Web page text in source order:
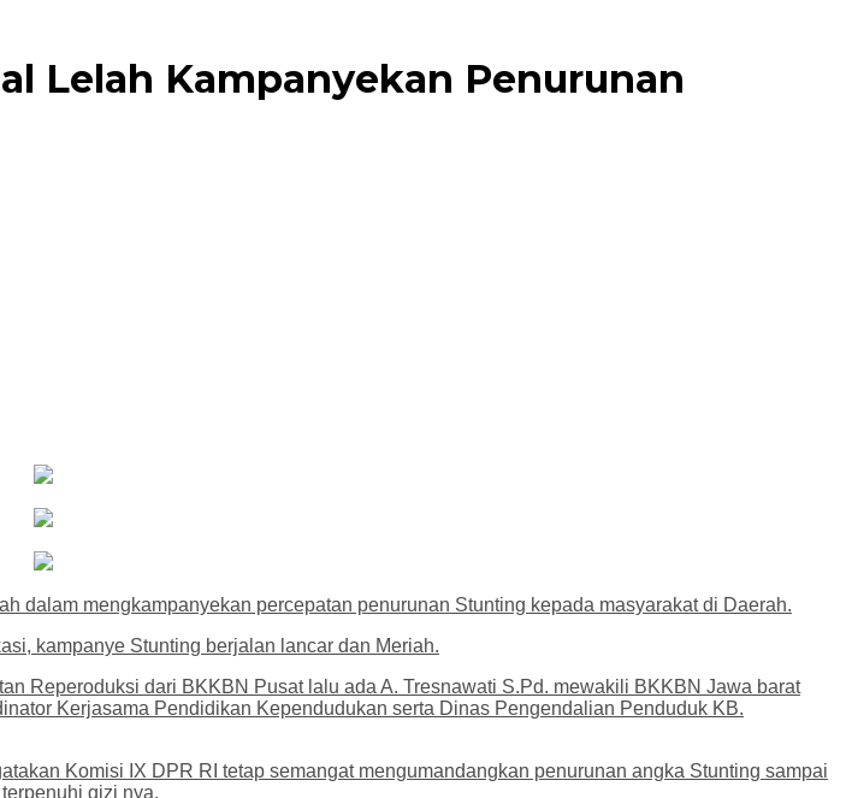
Lelah Kampanyekan Penurunan
dalam mengkampanyekan percepatan penurunan Stunting kepada masyarakat di Daerah.
kampanye Stunting berjalan lancar dan Meriah.
Reperoduksi dari BKKBN Pusat lalu ada A. Tresnawati S.Pd. mewakili BKKBN Jawa barat
Kerjasama Pendidikan Kependudukan serta Dinas Pengendalian Penduduk KB.
Komisi IX DPR RI tetap semangat mengumandangkan penurunan angka Stunting sampai
gizi nya.